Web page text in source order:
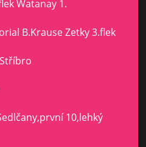
Watanay 1.
B.Krause Zetky 3.flek
10,lehký